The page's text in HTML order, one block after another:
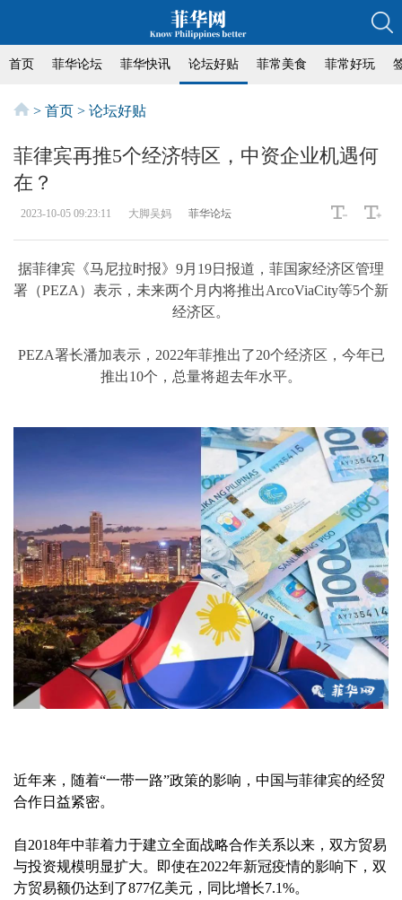
首页 菲华论坛 菲华快讯 论坛好贴 菲常美食 菲常好玩
> 首页 > 论坛好贴
菲律宾再推5个经济特区，中资企业机遇何
在？
2023-10-05 09:23:11 大脚吴妈 菲华论坛
据菲律宾《马尼拉时报》9月19日报道，菲国家经济区管理
署（PEZA）表示，未来两个月内将推出ArcoViaCity等5个新
经济区。
PEZA署长潘加表示，2022年菲推出了20个经济区，今年已
推出10个，总量将超去年水平。
近年来，随着“一带一路”政策的影响，中国与菲律宾的经贸
合作日益紧密。
自2018年中菲着力于建立全面战略合作关系以来，双方贸易
与投资规模明显扩大。即使在2022年新冠疫情的影响下，双
方贸易额仍达到了877亿美元，同比增长7.1%。